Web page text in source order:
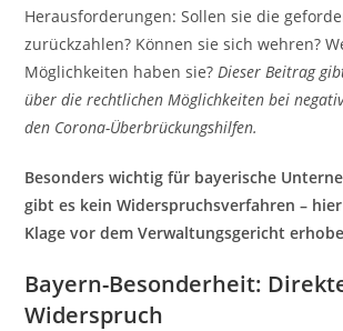
Herausforderungen: Sollen sie die
zurückzahlen? Können sie sich wehren?
Möglichkeiten haben sie?Dieser Beitrag
über die rechtlichen Möglichkeiten bei
den Corona-Überbrückungshilfen.
Besonders wichtig für bayerische
gibt es kein Widerspruchsverfahren –
Klage vor dem Verwaltungsgericht
Bayern-Besonderheit:
Widerspruch